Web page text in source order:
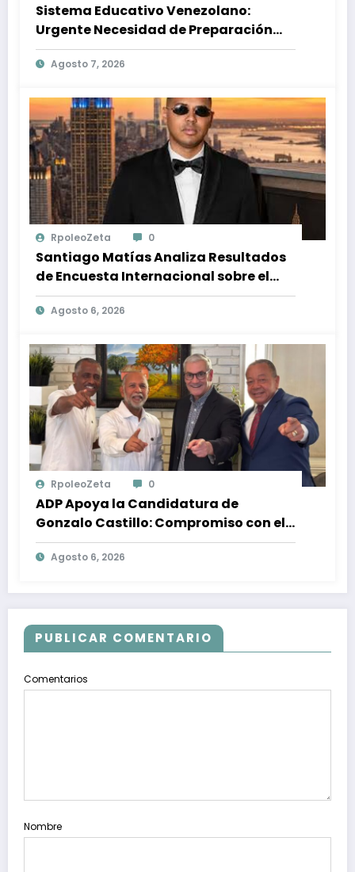
Sistema Educativo Venezolano:
Urgente Necesidad de Preparación
Ante Desastres Naturales
Agosto 7, 2026
RpoleoZeta 0
Santiago Matías Analiza Resultados
de Encuesta Internacional sobre el
Panorama Político en República
Dominicana: Tendencias y Opiniones
Agosto 6, 2026
RpoleoZeta 0
ADP Apoya la Candidatura de
Gonzalo Castillo: Compromiso con el
Desarrollo Nacional y la Participación
Política
Agosto 6, 2026
PUBLICAR COMENTARIO
Comentarios
Nombre